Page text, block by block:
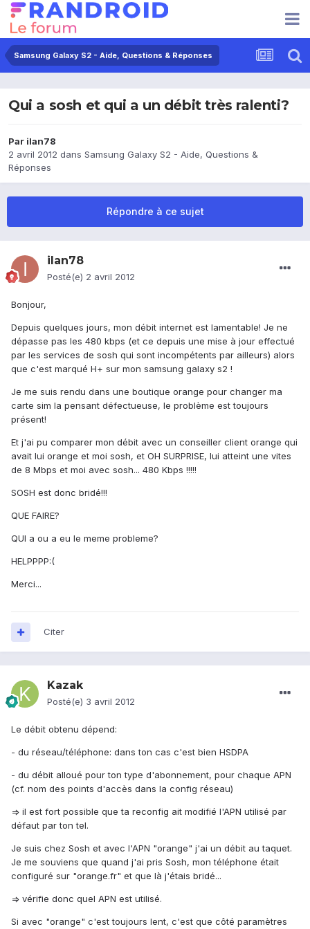
Samsung Galaxy S2 - Aide, Questions & Réponses
Qui a sosh et qui a un débit très ralenti?
Par ilan78
2 avril 2012 dans Samsung Galaxy S2 - Aide, Questions &
Réponses
Répondre à ce sujet
ilan78
Posté(e) 2 avril 2012
Bonjour,
Depuis quelques jours, mon débit internet est lamentable! Je ne
dépasse pas les 480 kbps (et ce depuis une mise à jour effectué
par les services de sosh qui sont incompétents par ailleurs) alors
que c'est marqué H+ sur mon samsung galaxy s2 !
Je me suis rendu dans une boutique orange pour changer ma
carte sim la pensant défectueuse, le problème est toujours
présent!
Et j'ai pu comparer mon débit avec un conseiller client orange qui
avait lui orange et moi sosh, et OH SURPRISE, lui atteint une vites
de 8 Mbps et moi avec sosh... 480 Kbps !!!!!
SOSH est donc bridé!!!
QUE FAIRE?
QUI a ou a eu le meme probleme?
HELPPPP:(
Merci...
Citer
Kazak
Posté(e) 3 avril 2012
Le débit obtenu dépend:
- du réseau/téléphone: dans ton cas c'est bien HSDPA
- du débit alloué pour ton type d'abonnement, pour chaque APN
(cf. nom des points d'accès dans la config réseau)
=> il est fort possible que ta reconfig ait modifié l'APN utilisé par
défaut par ton tel.
Je suis chez Sosh et avec l'APN "orange" j'ai un débit au taquet.
Je me souviens que quand j'ai pris Sosh, mon téléphone était
configuré sur "orange.fr" et que là j'étais bridé...
=> vérifie donc quel APN est utilisé.
Si avec "orange" c'est toujours lent, c'est que côté paramètres